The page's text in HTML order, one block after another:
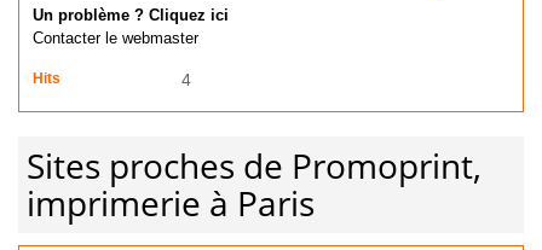
Un problème ? Cliquez ici
Contacter le webmaster
Hits 4
Sites proches de Promoprint,
imprimerie à Paris